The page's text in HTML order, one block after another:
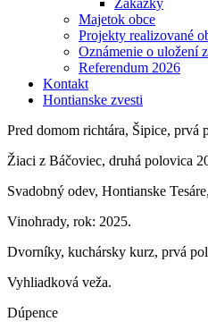
Zákazky
Majetok obce
Projekty realizované
Oznámenie o uložení
Referendum 2026
Kontakt
Hontianske zvesti
Pred domom richtára, Šipice, prvá
Žiaci z Báčoviec, druhá polovica
Svadobný odev, Hontianske
Vinohrady, rok: 2025.
Dvorníky, kuchársky kurz, prvá
Vyhliadková veža.
Dúpence